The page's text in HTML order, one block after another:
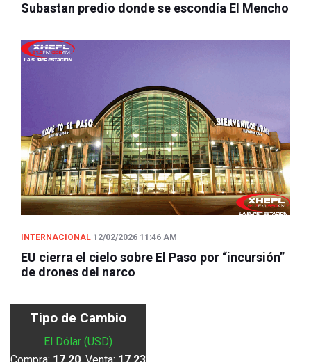
Subastan predio donde se escondía El Mencho
INTERNACIONAL 12/02/2026 11:46 AM
EU cierra el cielo sobre El Paso por “incursión”
de drones del narco
Tipo de Cambio
El Dólar (USD)